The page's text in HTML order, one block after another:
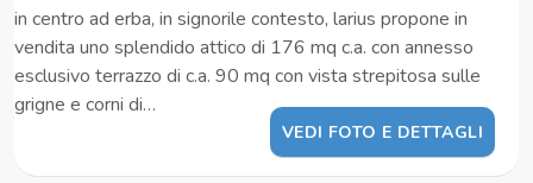
in centro ad erba, in signorile contesto, larius propone in
vendita uno splendido attico di 176 mq c.a. con annesso
esclusivo terrazzo di c.a. 90 mq con vista strepitosa sulle
grigne e corni di…
VEDI FOTO E DETTAGLI